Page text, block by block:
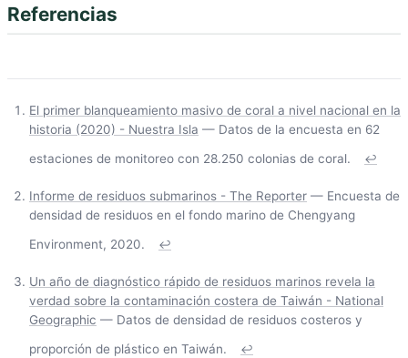
Referencias
El primer blanqueamiento masivo de coral a nivel nacional en la
historia (2020) - Nuestra Isla — Datos de la encuesta en 62
estaciones de monitoreo con 28.250 colonias de coral.
↩
Informe de residuos submarinos - The Reporter — Encuesta de
densidad de residuos en el fondo marino de Chengyang
Environment, 2020.
↩
Un año de diagnóstico rápido de residuos marinos revela la
verdad sobre la contaminación costera de Taiwán - National
Geographic — Datos de densidad de residuos costeros y
proporción de plástico en Taiwán.
↩